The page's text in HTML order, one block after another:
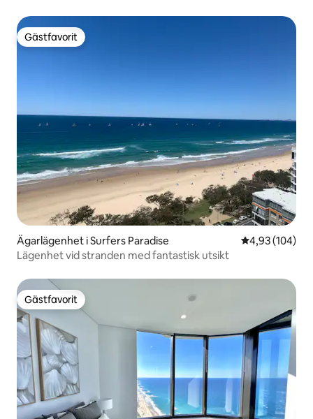
Gästfavorit
Gästfavorit
Ägarlägenhet i Surfers Paradise 4,93 av 5 i
4,93 (104)
Lägenhet vid stranden med fantastisk utsikt
Gästfavorit
Gästfavorit